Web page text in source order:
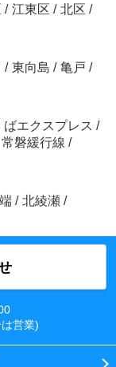
/ 江東区 / 北区 /
/ 東向島 / 亀戸 /
ばエクスプレス /
常磐緩行線 /
/ 北綾瀬 /
営業)